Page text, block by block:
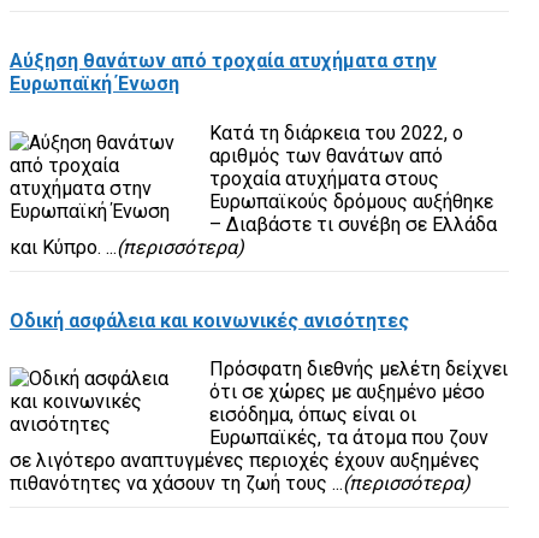
Αύξηση θανάτων από τροχαία ατυχήματα στην
Ευρωπαϊκή Ένωση
Κατά τη διάρκεια του 2022, ο
αριθμός των θανάτων από
τροχαία ατυχήματα στους
Ευρωπαϊκούς δρόμους αυξήθηκε
– Διαβάστε τι συνέβη σε Ελλάδα
και Κύπρο. ...(περισσότερα)
Οδική ασφάλεια και κοινωνικές ανισότητες
Πρόσφατη διεθνής μελέτη δείχνει
ότι σε χώρες με αυξημένο μέσο
εισόδημα, όπως είναι οι
Ευρωπαϊκές, τα άτομα που ζουν
σε λιγότερο αναπτυγμένες περιοχές έχουν αυξημένες
πιθανότητες να χάσουν τη ζωή τους ...(περισσότερα)